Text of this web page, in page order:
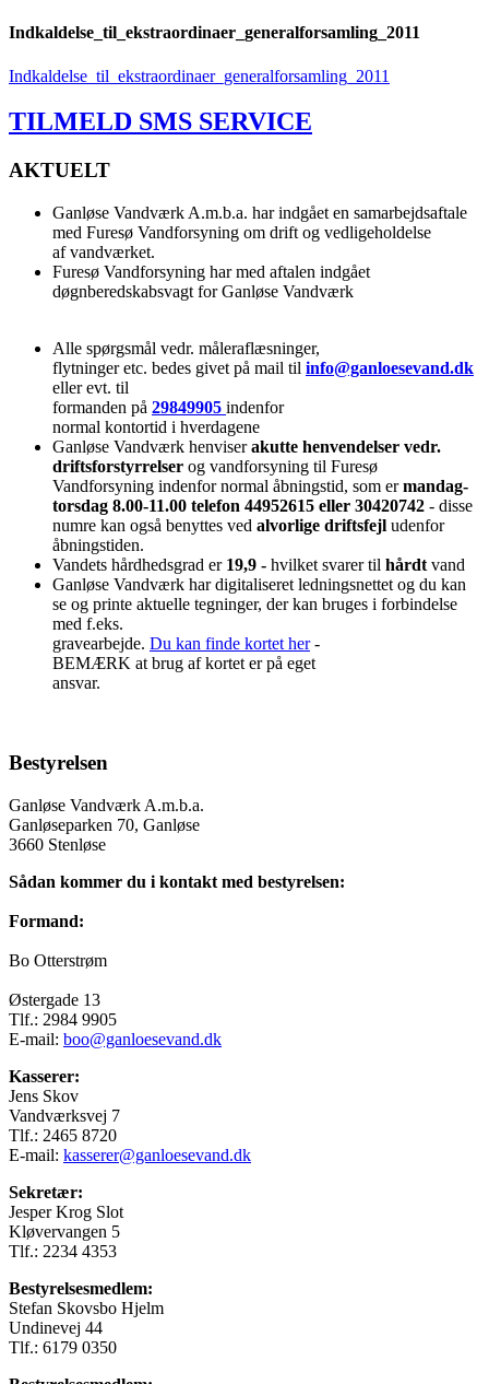
Indkaldelse_til_ekstraordinaer_generalforsamling_2011
Indkaldelse_til_ekstraordinaer_generalforsamling_2011
TILMELD SMS SERVICE
AKTUELT
Ganløse Vandværk A.m.b.a. har indgået en samarbejdsaftale
med Furesø Vandforsyning om drift og vedligeholdelse
af vandværket.
Furesø Vandforsyning har med aftalen indgået
døgnberedskabsvagt for Ganløse Vandværk
Alle spørgsmål vedr. måleraflæsninger,
flytninger etc. bedes givet på mail til info@ganloesevand.dk
eller evt. til
formanden på 29849905 indenfor
normal kontortid i hverdagene
Ganløse Vandværk henviserakutte henvendelser vedr.
driftsforstyrrelser og vandforsyning til Furesø
Vandforsyning indenfor normal åbningstid, som ermandag-
torsdag 8.00-11.00 telefon 44952615 eller 30420742 - disse
numre kan også benyttes ved alvorlige driftsfejl udenfor
åbningstiden.
Vandets hårdhedsgrad er 19,9 - hvilket svarer til hårdt vand
Ganløse Vandværk har digitaliseret ledningsnettet og du kan
se og printe aktuelle tegninger, der kan bruges i forbindelse
med f.eks.
gravearbejde. Du kan finde kortet her-
BEMÆRK at brug af kortet er på eget
ansvar.
Bestyrelsen
Ganløse Vandværk A.m.b.a.
Ganløseparken 70, Ganløse
3660 Stenløse
Sådan kommer du i kontakt med bestyrelsen:
Formand:
Bo Otterstrøm
Østergade 13
Tlf.: 2984 9905
E-mail: boo@ganloesevand.dk
Kasserer:
Jens Skov
Vandværksvej 7
Tlf.: 2465 8720
E-mail: kasserer@ganloesevand.dk
Sekretær:
Jesper Krog Slot
Kløvervangen 5
Tlf.: 2234 4353
Bestyrelsesmedlem:
Stefan Skovsbo Hjelm
Undinevej 44
Tlf.: 6179 0350